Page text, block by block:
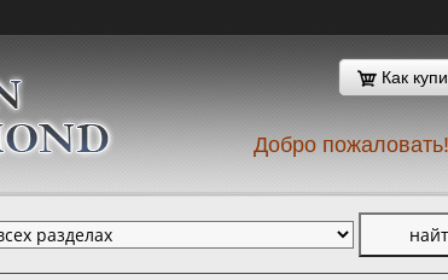
Как
Добро пожаловать!